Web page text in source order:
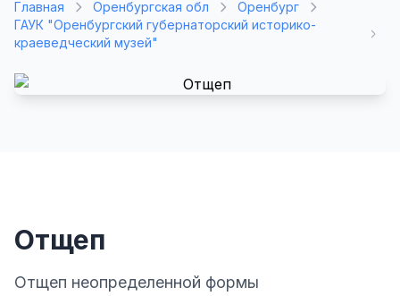
Главная Оренбургская обл
Оренбург
ГАУК "Оренбургский губернаторский историко-
краеведческий музей"
Отщеп
Отщеп неопределенной формы